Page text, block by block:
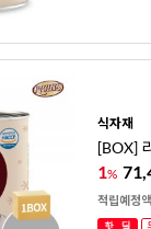
식자재
[BOX]
1%
적립예정